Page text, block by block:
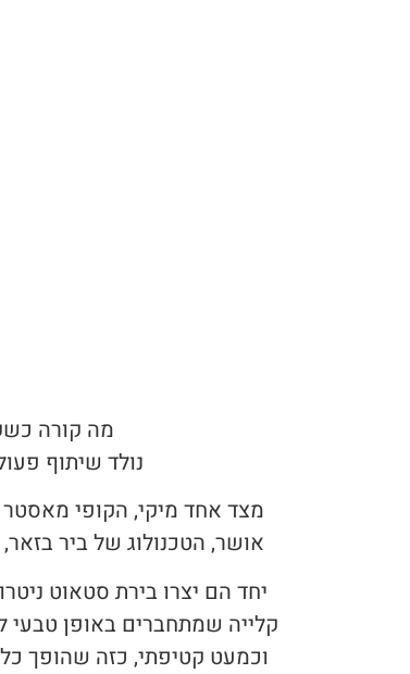
מה קורה
נולד שיתוף
מצד אחד מיקי, הקופי
אושר, הטכנולוג של ביר
יחד הם יצרו בירת סטאוט
קלייה שמתחברים באופן טבעי
וכמעט קטיפתי, כזה שהופך